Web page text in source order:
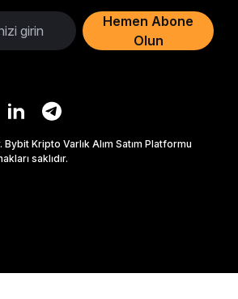
Hemen Abone
Olun
Kripto Varlık Alım Satım Platformu
saklıdır.